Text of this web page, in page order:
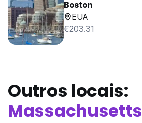
Boston
EUA
€203.31
Outros locais:
Massachusetts